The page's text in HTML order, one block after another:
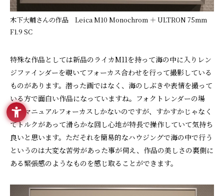
木下大輔さんの作品 Leica M10 Monochrom ＋ ULTRON 75mm
F1.9 SC
特殊な作品としては新品のライカM11を持って海の中に入りレン
ジファインダーを覗いてフォーカス合わせを行って撮影している
ものがあります。潜った画ではなく、海のしぶきや表情を撮って
いる方で面白い作品になっていますね。フォクトレンダーの場
合、マニュアルフォーカスしかないのですが、すかすかじゃなく
てトルクがあって滑らかな回し心地が特長で操作していて気持ち
良いと思います。ただそれを簡易的なハウジングで海の中で行う
というのは大変な苦労があった事が伺え、作品の美しさの裏側に
ある緊張感のようなものを感じ取ることができます。